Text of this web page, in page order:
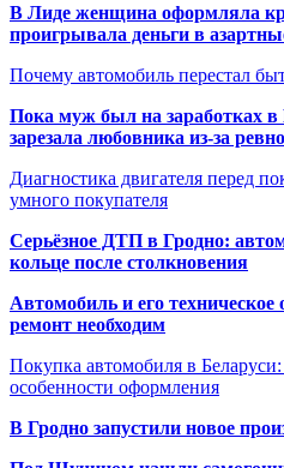
В Лиде женщина оформляла
проигрывала деньги в
Почему автомобиль перестал
Пока муж был на заработках
зарезала любовника из-за
Диагностика двигателя перед
умного покупателя
Серьёзное ДТП в Гродно:
кольце после столкновения
Автомобиль и его
ремонт необходим
Покупка автомобиля в
особенности оформления
В Гродно запустили новое